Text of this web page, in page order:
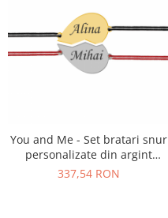
You and Me - Set bratari snur
personalizate din argint
inimioara pentru cuplu cu
337,54 RON